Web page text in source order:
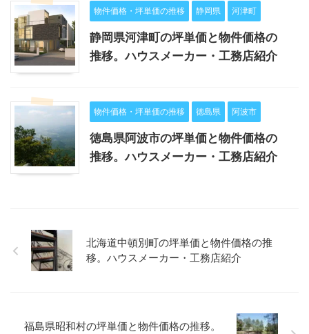
物件価格・坪単価の推移 静岡県 河津町
静岡県河津町の坪単価と物件価格の
推移。ハウスメーカー・工務店紹介
物件価格・坪単価の推移 徳島県 阿波市
徳島県阿波市の坪単価と物件価格の
推移。ハウスメーカー・工務店紹介
北海道中頓別町の坪単価と物件価格の推
移。ハウスメーカー・工務店紹介
福島県昭和村の坪単価と物件価格の推移。